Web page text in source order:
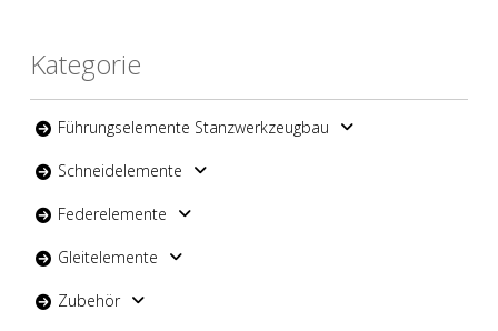
Kategorie
Führungselemente Stanzwerkzeugbau
Schneidelemente
Federelemente
Gleitelemente
Zubehör